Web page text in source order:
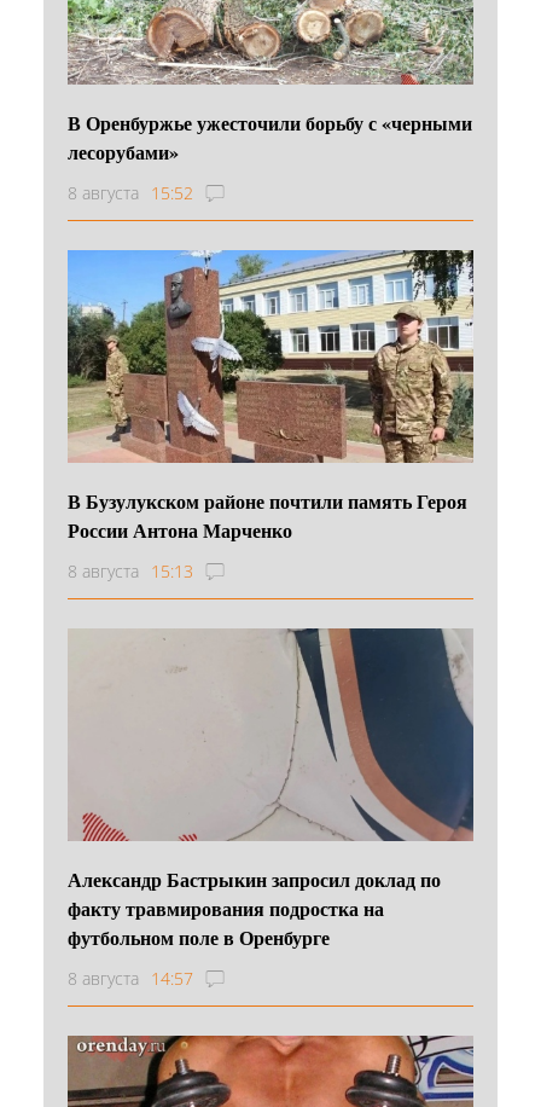
В Оренбуржье ужесточили борьбу с «черными
лесорубами»
8 августа 15:52
В Бузулукском районе почтили память Героя
России Антона Марченко
8 августа 15:13
Александр Бастрыкин запросил доклад по
факту травмирования подростка на
футбольном поле в Оренбурге
8 августа 14:57